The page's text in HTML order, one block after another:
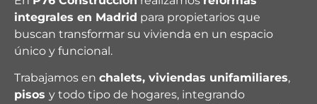
integrales en Madrid para propietarios que
buscan transformar su vivienda en un espacio
único y funcional.
Trabajamos en chalets, viviendas unifamiliares,
pisos y todo tipo de hogares, integrando